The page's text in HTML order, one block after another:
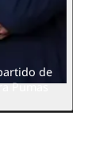
de
Pumas